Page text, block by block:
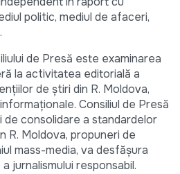
politic, mediul de afaceri,
de Presă este examinarea
la activitatea editorială a
de ştiri din R. Moldova,
Consiliul de Presă
consolidare a standardelor
R. Moldova, propuneri de
mass-media, va desfăşura
jurnalismului responsabil.